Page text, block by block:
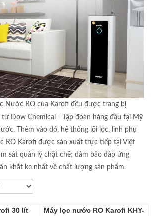
Nước RO của Karofi đều được trang bị
từ Dow Chemical - Tập đoàn hàng đầu tại Mỹ
Thêm vào đó, hệ thống lõi lọc, linh phụ
RO Karofi được sản xuất trực tiếp tại Việt
sát quản lý chặt chẽ; đảm bảo đáp ứng
khắt ke nhất về chất lượng sản phẩm.
30 lít
Máy lọc nước RO Karofi KHY-